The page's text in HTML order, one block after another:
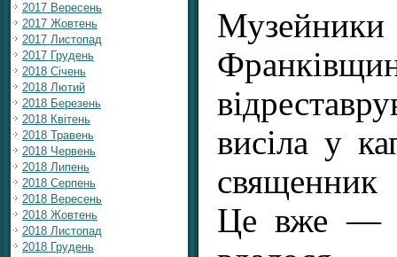
2017 Вересень
2017 Жовтень
2017 Листопад
2017 Грудень
2018 Січень
2018 Лютий
2018 Березень
2018 Квітень
2018 Травень
2018 Червень
2018 Липень
2018 Серпень
2018 Вересень
2018 Жовтень
2018 Листопад
2018 Грудень
висіла у
священник
Це вже —